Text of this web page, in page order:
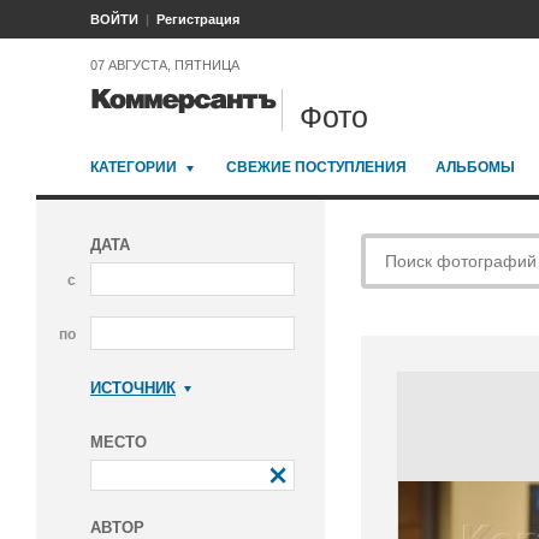
ВОЙТИ Регистрация
07 АВГУСТА, ПЯТНИЦА
Фото
КАТЕГОРИИ СВЕЖИЕ ПОСТУПЛЕНИЯ АЛЬБОМЫ
ДАТА
с
по
ИСТОЧНИК
МЕСТО
АВТОР